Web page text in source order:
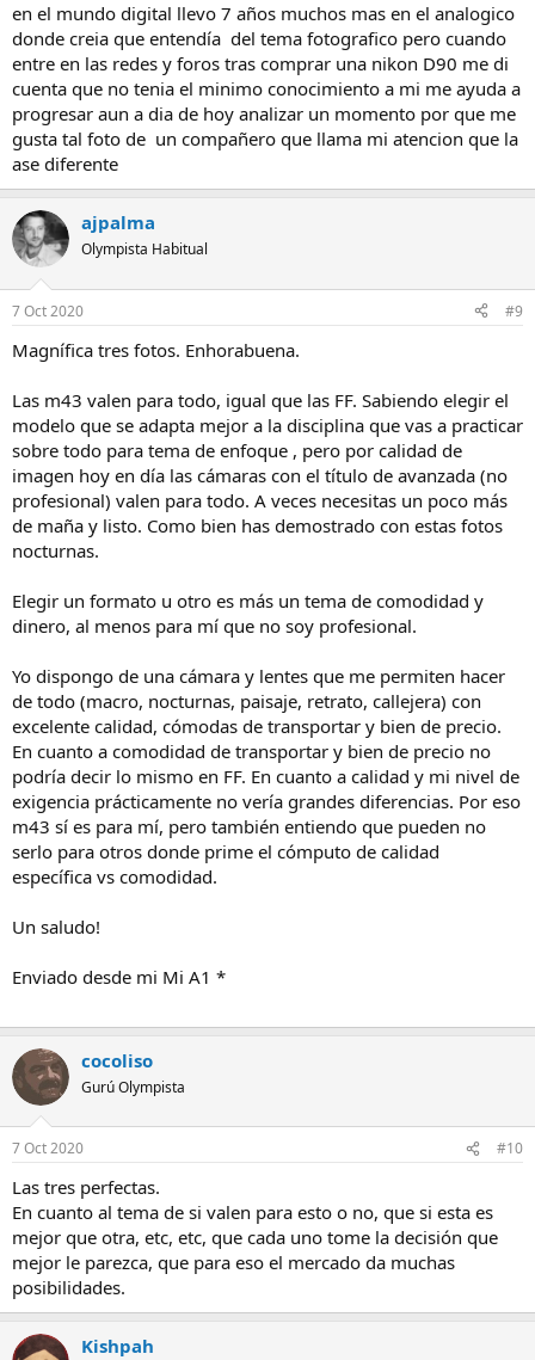
en el mundo digital llevo 7 años muchos mas en el analogico
donde creia que entendía del tema fotografico pero cuando
entre en las redes y foros tras comprar una nikon D90 me di
cuenta que no tenia el minimo conocimiento a mi me ayuda a
progresar aun a dia de hoy analizar un momento por que me
gusta tal foto de un compañero que llama mi atencion que la
ase diferente
ajpalma
Olympista Habitual
7 Oct 2020 #9
Magnífica tres fotos. Enhorabuena.
Las m43 valen para todo, igual que las FF. Sabiendo elegir el
modelo que se adapta mejor a la disciplina que vas a practicar
sobre todo para tema de enfoque , pero por calidad de
imagen hoy en día las cámaras con el título de avanzada (no
profesional) valen para todo. A veces necesitas un poco más
de maña y listo. Como bien has demostrado con estas fotos
nocturnas.
Elegir un formato u otro es más un tema de comodidad y
dinero, al menos para mí que no soy profesional.
Yo dispongo de una cámara y lentes que me permiten hacer
de todo (macro, nocturnas, paisaje, retrato, callejera) con
excelente calidad, cómodas de transportar y bien de precio.
En cuanto a comodidad de transportar y bien de precio no
podría decir lo mismo en FF. En cuanto a calidad y mi nivel de
exigencia prácticamente no vería grandes diferencias. Por eso
m43 sí es para mí, pero también entiendo que pueden no
serlo para otros donde prime el cómputo de calidad
específica vs comodidad.
Un saludo!
Enviado desde mi Mi A1 *
cocoliso
Gurú Olympista
7 Oct 2020 #10
Las tres perfectas.
En cuanto al tema de si valen para esto o no, que si esta es
mejor que otra, etc, etc, que cada uno tome la decisión que
mejor le parezca, que para eso el mercado da muchas
posibilidades.
Kishpah